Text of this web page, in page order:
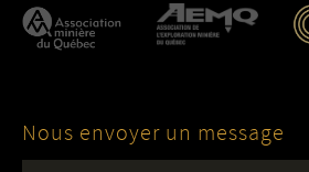
Nous envoyer un message